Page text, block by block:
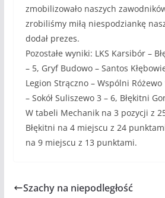
zmobilizowało naszych
zrobiliśmy miłą niespodziankę
dodał prezes.
Pozostałe wyniki: LKS Karsibór –
– 5, Gryf Budowo – Santos
Legion Strączno – Wspólni
– Sokół Suliszewo 3 – 6, Błękitni
W tabeli Mechanik na 3 pozycji z
Błękitni na 4 miejscu z 24
na 9 miejscu z 13 punktami.
Szachy na niepodległość